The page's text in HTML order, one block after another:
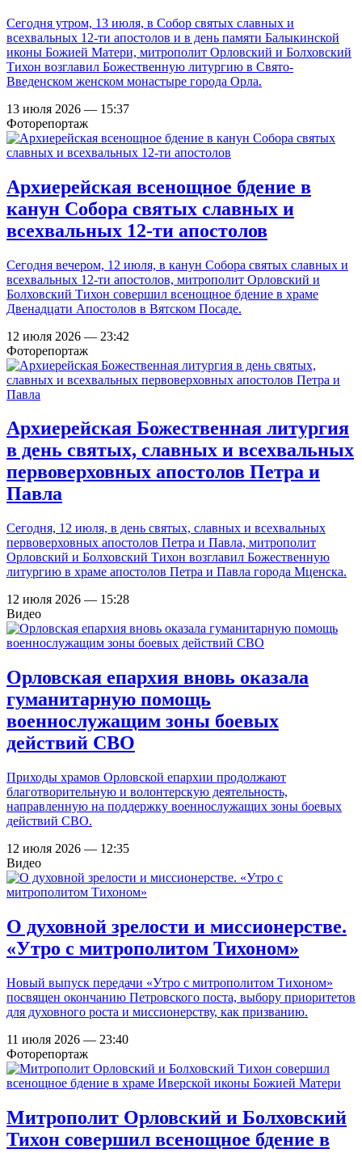
Сегодня утром, 13 июля, в Собор святых славных и
всехвальных 12-ти апостолов и в день памяти Балыкинской
иконы Божией Матери, митрополит Орловский и Болховский
Тихон возглавил Божественную литургию в Свято-
Введенском женском монастыре города Орла.
13 июля 2026 — 15:37
Фоторепортаж
Архиерейская всенощное бдение в
канун Собора святых славных и
всехвальных 12-ти апостолов
Сегодня вечером, 12 июля, в канун Собора святых славных и
всехвальных 12-ти апостолов, митрополит Орловский и
Болховский Тихон совершил всенощное бдение в храме
Двенадцати Апостолов в Вятском Посаде.
12 июля 2026 — 23:42
Фоторепортаж
Архиерейская Божественная литургия
в день святых, славных и всехвальных
первоверховных апостолов Петра и
Павла
Сегодня, 12 июля, в день святых, славных и всехвальных
первоверховных апостолов Петра и Павла, митрополит
Орловский и Болховский Тихон возглавил Божественную
литургию в храме апостолов Петра и Павла города Мценска.
12 июля 2026 — 15:28
Видео
Орловская епархия вновь оказала
гуманитарную помощь
военнослужащим зоны боевых
действий СВО
Приходы храмов Орловской епархии продолжают
благотворительную и волонтерскую деятельность,
направленную на поддержку военнослужащих зоны боевых
действий СВО.
12 июля 2026 — 12:35
Видео
О духовной зрелости и миссионерстве.
«Утро с митрополитом Тихоном»
Новый выпуск передачи «Утро с митрополитом Тихоном»
посвящен окончанию Петровского поста, выбору приоритетов
для духовного роста и миссионерству, как призванию.
11 июля 2026 — 23:40
Фоторепортаж
Митрополит Орловский и Болховский
Тихон совершил всенощное бдение в